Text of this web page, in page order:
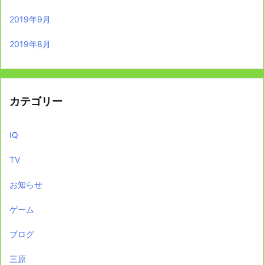
2019年9月
2019年8月
カテゴリー
IQ
TV
お知らせ
ゲーム
ブログ
三原